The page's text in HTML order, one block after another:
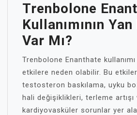
Trenbolone
Kullanımının
Var Mı?
Trenbolone Enanthate kullanımı
etkilere neden olabilir. Bu
testosteron baskılama, uyku
hali değişiklikleri, terleme artışı
kardiyovasküler sorunlar yer